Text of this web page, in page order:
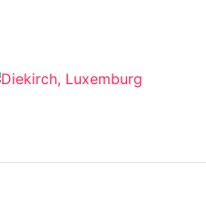
Diekirch, Luxemburg